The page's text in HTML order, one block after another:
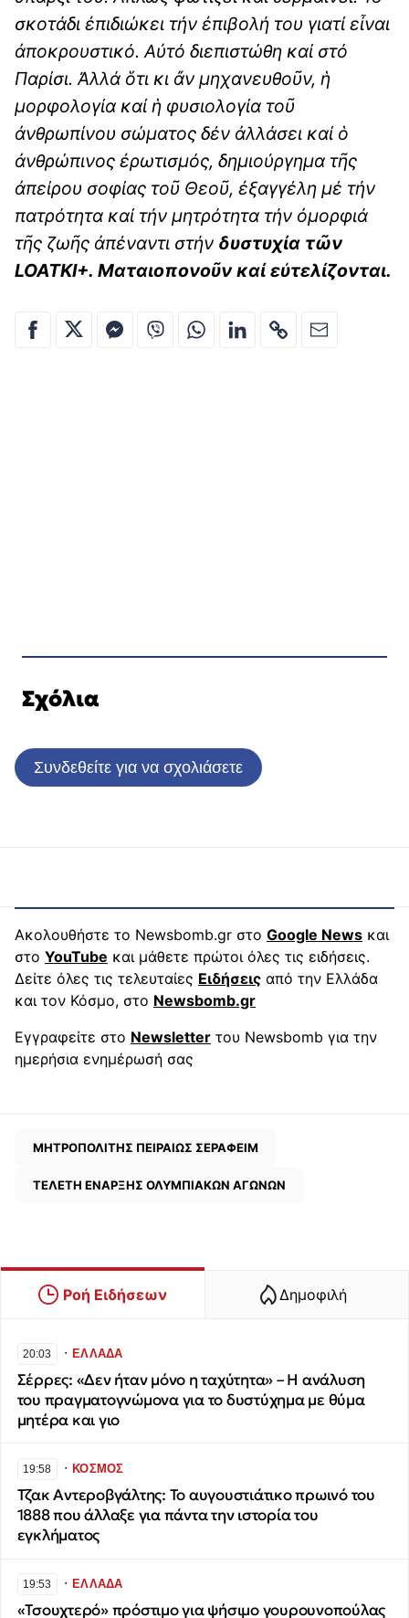
σκοτάδι ἐπιδιώκει τήν ἐπιβολή του γιατί εἶναι
ἀποκρουστικό. Αὐτό διεπιστώθη καί στό
Παρίσι. Ἀλλά ὅτι κι ἄν μηχανευθοῦν, ἡ
μορφολογία καί ἡ φυσιολογία τοῦ
ἀνθρωπίνου σώματος δέν ἀλλάσει καί ὁ
ἀνθρώπινος ἐρωτισμός, δημιούργημα τῆς
ἀπείρου σοφίας τοῦ Θεοῦ, ἐξαγγέλη μέ τήν
πατρότητα καί τήν μητρότητα τήν ὀμορφιά
τῆς ζωῆς ἀπέναντι στήν δυστυχία τῶν
LOATKI+. Ματαιοπονοῦν καί εὐτελίζονται.
Σχόλια
Συνδεθείτε για να σχολιάσετε
Ακολουθήστε το Newsbomb.gr στο Google News και
στο YouTube και μάθετε πρώτοι όλες τις ειδήσεις.
Δείτε όλες τις τελευταίες Ειδήσεις από την Ελλάδα
και τον Κόσμο, στο Newsbomb.gr
Εγγραφείτε στο Newsletter του Newsbomb για την
ημερήσια ενημέρωσή σας
ΜΗΤΡΟΠΟΛΙΤΗΣ ΠΕΙΡΑΙΩΣ ΣΕΡΑΦΕΙΜ
ΤΕΛΕΤΗ ΕΝΑΡΞΗΣ ΟΛΥΜΠΙΑΚΩΝ ΑΓΩΝΩΝ
Ροή Ειδήσεων Δημοφιλή
20:03 ∙ΕΛΛΑΔΑ
Σέρρες: «Δεν ήταν μόνο η ταχύτητα» – Η ανάλυση
του πραγματογνώμονα για το δυστύχημα με θύμα
μητέρα και γιο
19:58 ∙ΚΟΣΜΟΣ
Τζακ Αντεροβγάλτης: To αυγουστιάτικο πρωινό του
1888 που άλλαξε για πάντα την ιστορία του
εγκλήματος
19:53 ∙ΕΛΛΑΔΑ
«Τσουχτερό» πρόστιμο για ψήσιμο γουρουνοπούλας